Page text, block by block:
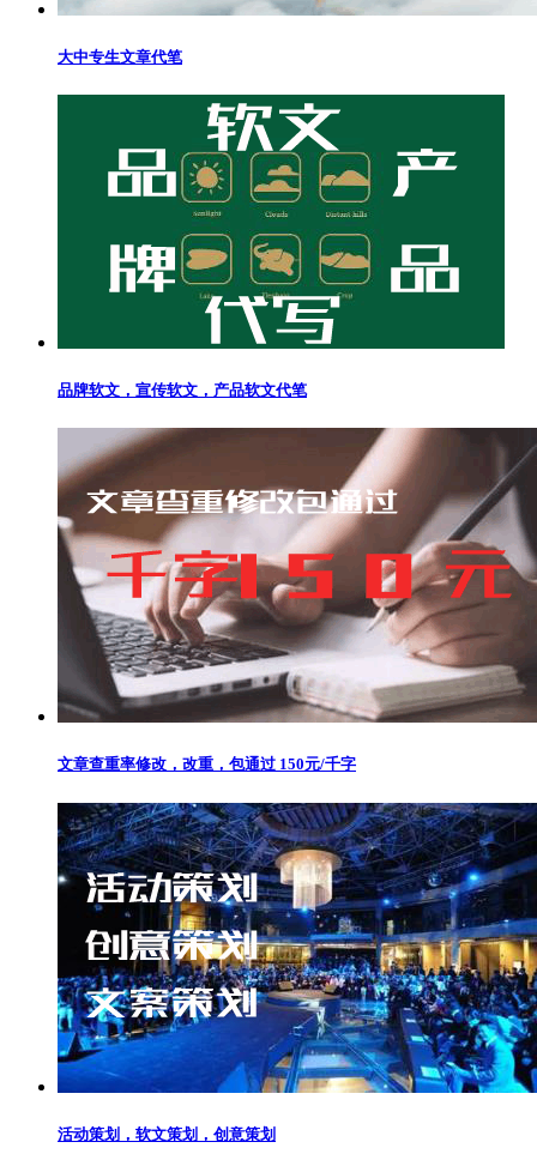
大中专生文章代笔
品牌软文，宣传软文，产品软文代笔
文章查重率修改，改重，包通过 150元/千字
活动策划，软文策划，创意策划